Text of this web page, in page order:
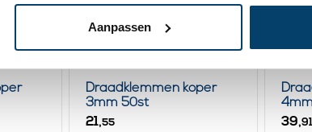
Aanpassen
Draadklemmen koper
3mm 50st
21,55
39,91